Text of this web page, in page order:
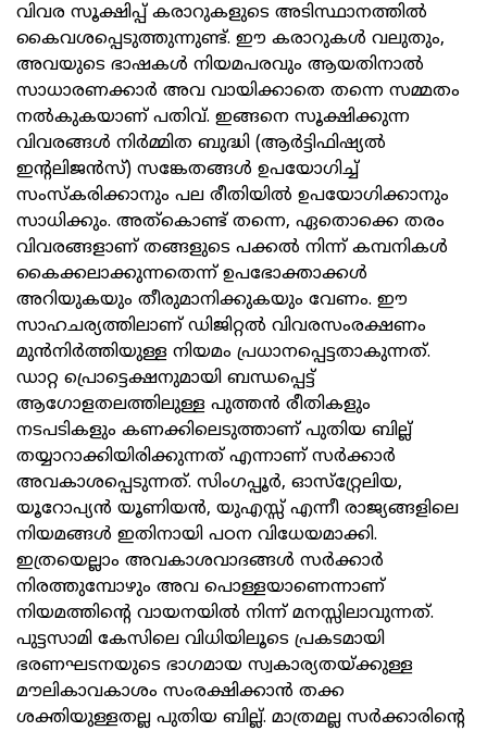
വിവര സൂക്ഷിപ്പ് കരാറുകളുടെ അടിസ്ഥാനത്തില്‍
കൈവശപ്പെടുത്തുന്നുണ്ട്. ഈ കരാറുകള്‍ വലുതും,
അവയുടെ ഭാഷകള്‍ നിയമപരവും ആയതിനാല്‍
സാധാരണക്കാര്‍ അവ വായിക്കാതെ തന്നെ സമ്മതം
നല്‍കുകയാണ് പതിവ്. ഇങ്ങനെ സൂക്ഷിക്കുന്ന
വിവരങ്ങള്‍ നിര്‍മ്മിത ബുദ്ധി (ആർട്ടിഫിഷ്യൽ
ഇന്റലിജൻസ്) സങ്കേതങ്ങള്‍ ഉപയോഗിച്ച്
സംസ്‌കരിക്കാനും പല രീതിയില്‍ ഉപയോഗിക്കാനും
സാധിക്കും. അത്കൊണ്ട് തന്നെ, ഏതൊക്കെ തരം
വിവരങ്ങളാണ് തങ്ങളുടെ പക്കല്‍ നിന്ന് കമ്പനികള്‍
കൈക്കലാക്കുന്നതെന്ന് ഉപഭോക്താക്കള്‍
അറിയുകയും തീരുമാനിക്കുകയും വേണം. ഈ
സാഹചര്യത്തിലാണ് ഡിജിറ്റല്‍ വിവരസംരക്ഷണം
മുന്‍നിര്‍ത്തിയുള്ള നിയമം പ്രധാനപ്പെട്ടതാകുന്നത്.
ഡാറ്റ പ്രൊട്ടെക്ഷനുമായി ബന്ധപ്പെട്ട്
ആഗോളതലത്തിലുള്ള പുത്തന്‍ രീതികളും
നടപടികളും കണക്കിലെടുത്താണ് പുതിയ ബില്ല്
തയ്യാറാക്കിയിരിക്കുന്നത് എന്നാണ് സര്‍ക്കാര്‍
അവകാശപ്പെടുന്നത്. സിംഗപ്പൂര്‍, ഓസ്‌റ്റ്രേലിയ,
യൂറോപ്യന്‍ യൂണിയന്‍, യുഎസ്സ് എന്നീ രാജ്യങ്ങളിലെ
നിയമങ്ങള്‍ ഇതിനായി പഠന വിധേയമാക്കി.
ഇത്രയെല്ലാം അവകാശവാദങ്ങള്‍ സര്‍ക്കാര്‍
നിരത്തുമ്പോഴും അവ പൊള്ളയാണെന്നാണ്
നിയമത്തിന്റെ വായനയില്‍ നിന്ന് മനസ്സിലാവുന്നത്.
പുട്ടസാമി കേസിലെ വിധിയിലൂടെ പ്രകടമായി
ഭരണഘടനയുടെ ഭാഗമായ സ്വകാര്യതയ്ക്കുള്ള
മൗലികാവകാശം സംരക്ഷിക്കാന്‍ തക്ക
ശക്തിയുള്ളതല്ല പുതിയ ബില്ല്. മാത്രമല്ല സര്‍ക്കാരിന്റെ